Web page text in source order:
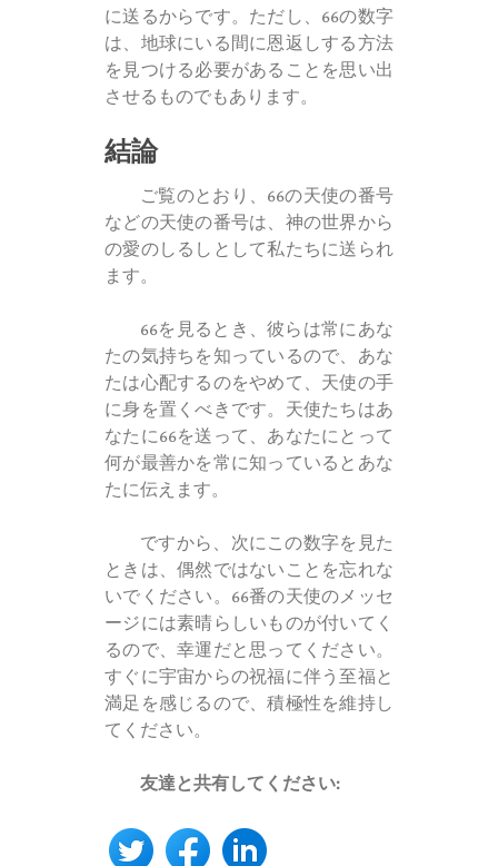
に送るからです。ただし、66の数字
は、地球にいる間に恩返しする方法
を見つける必要があることを思い出
させるものでもあります。
結論
ご覧のとおり、66の天使の番号
などの天使の番号は、神の世界から
の愛のしるしとして私たちに送られ
ます。
66を見るとき、彼らは常にあな
たの気持ちを知っているので、あな
たは心配するのをやめて、天使の手
に身を置くべきです。天使たちはあ
なたに66を送って、あなたにとって
何が最善かを常に知っているとあな
たに伝えます。
ですから、次にこの数字を見た
ときは、偶然ではないことを忘れな
いでください。66番の天使のメッセ
ージには素晴らしいものが付いてく
るので、幸運だと思ってください。
すぐに宇宙からの祝福に伴う至福と
満足を感じるので、積極性を維持し
てください。
友達と共有してください: